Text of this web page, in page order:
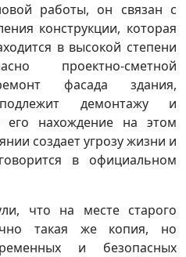
работы, он связан с
конструкции, которая
в высокой степени
проектно-сметной
фасада здания,
демонтажу и
его нахождение на этом
создает угрозу жизни и
в официальном
что на месте старого
такая же копия, но
и безопасных